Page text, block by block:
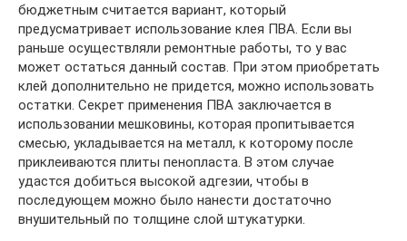
бюджетным считается вариант, который
предусматривает использование клея ПВА. Если вы
раньше осуществляли ремонтные работы, то у вас
может остаться данный состав. При этом приобретать
клей дополнительно не придется, можно использовать
остатки. Секрет применения ПВА заключается в
использовании мешковины, которая пропитывается
смесью, укладывается на металл, к которому после
приклеиваются плиты пенопласта. В этом случае
удастся добиться высокой адгезии, чтобы в
последующем можно было нанести достаточно
внушительный по толщине слой штукатурки.